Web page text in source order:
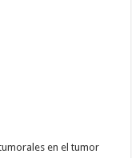
en el tumor